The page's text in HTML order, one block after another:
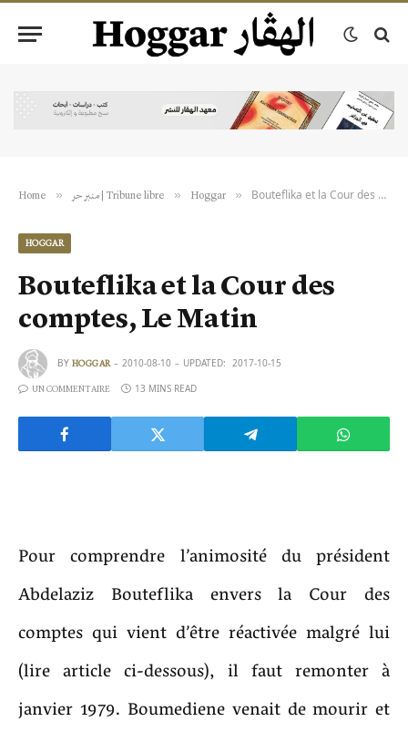
Home » منبر حر | Tribune libre » Hoggar » Bouteflika et la Cour des comptes, Le Matin
HOGGAR
Bouteflika et la Cour des
comptes, Le Matin
BY HOGGAR 2010-08-10 UPDATED: 2017-10-15
UN COMMENTAIRE 13 MINS READ
Pour comprendre l’animosité du président
Abdelaziz Bouteflika envers la Cour des
comptes qui vient d’être réactivée malgré lui
(lire article ci-dessous), il faut remonter à
janvier 1979. Boumediene venait de mourir et